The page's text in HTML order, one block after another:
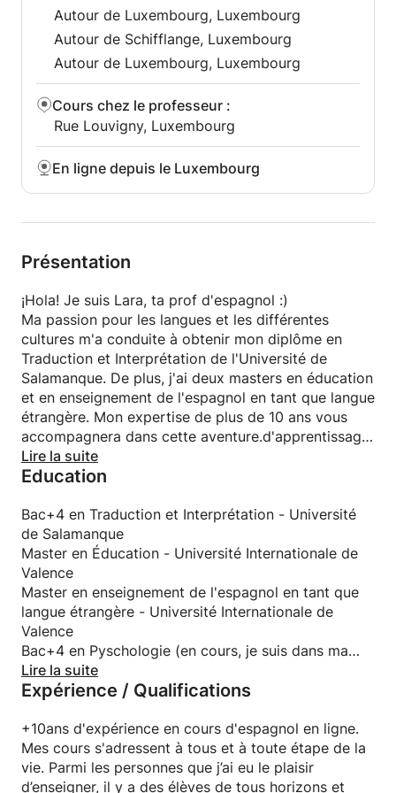
- Être plus à l’aise dans la conversation (au travail
comme entre amis)
- Assurer une préparation complète à la vie en
Espagne, combinant amélioration linguistique et
culturelle
- Travailler votre accent afin de ne plus vous sentir
- Améliorer l'élocution pour qu’on entende ce que
vous dites et non pas que vous n’êtes pas à l’aise
- Savoir mieux préparer vos réunions en espagnol
- La préparation aux examens (examens tels que le
- Améliorer votre espagnol dans un domaine précis
(droit, médicine, finance, l’industrie aéronautique...)
A qui s'adressent ces séances ? Qui se compte
parmi mes élèves ?
Le coaching privé s'adresse à tous et à toute étape
de la vie. Parmi les personnes que j’ai eu le plaisir
d’enseigner, il y a des élèves de tous horizons et
branches : des pilotes, diplomates, scientifiques,
étudiants...
Voici quelques exemples concrets : j'ai aidé des
élèves à réussir des examens classiques tels que le
DELE, à se préparer pour vivre dans un pays
hispanophone, à trouver un nouveau travail où ils
ont besoin d'un espagnol fort et à effectuer un
changement de carrière, à préparer des discours, à
se préparer pour des audiences au tribunal à
l'étranger, à présenter en espagnol devant un public
de collègues experts, à préparer des négociations
concernant des accords financiers avec leurs
clients.
Mes cours s'adressent à tous et à toute étape de la
Autour de Luxembourg, Luxembourg
Autour de Schifflange, Luxembourg
Autour de Luxembourg, Luxembourg
Cours chez le professeur :
Rue Louvigny, Luxembourg
En ligne depuis le Luxembourg
Présentation
¡Hola! Je suis Lara, ta prof d'espagnol :)
Ma passion pour les langues et les différentes
cultures m'a conduite à obtenir mon diplôme en
Traduction et Interprétation de l'Université de
Salamanque. De plus, j'ai deux masters en éducation
et en enseignement de l'espagnol en tant que langue
étrangère. Mon expertise de plus de 10 ans vous
accompagnera dans cette aventure.d'apprentissage.
Rejoignez-moi pour découvrir ma langue et ma
culture d'une manière unique et captivante!
Lire la suite
Education
Bac+4 en Traduction et Interprétation - Université
de Salamanque
Master en Éducation - Université Internationale de
Valence
Master en enseignement de l'espagnol en tant que
langue étrangère - Université Internationale de
Valence
Bac+4 en Pyschologie (en cours, je suis dans ma
3ème année)- Université Internationale de Valence
Lire la suite
Expérience / Qualifications
+10ans d'expérience en cours d'espagnol en ligne.
Mes cours s'adressent à tous et à toute étape de la
vie. Parmi les personnes que j’ai eu le plaisir
d’enseigner, il y a des élèves de tous horizons et